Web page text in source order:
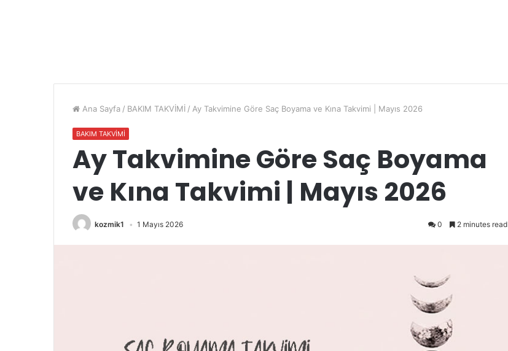
Ana Sayfa / BAKIM TAKVİMİ / Ay Takvimine Göre Saç Boyama ve Kına Takvimi | Mayıs 2026
BAKIM TAKVİMİ
Ay Takvimine Göre Saç Boyama
ve Kına Takvimi | Mayıs 2026
kozmik1 1 Mayıs 2026 0 2 minutes read